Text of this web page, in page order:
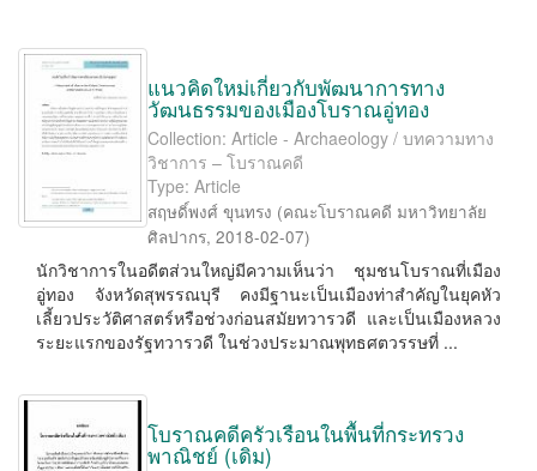
แนวคิดใหม่เกี่ยวกับพัฒนาการทาง
วัฒนธรรมของเมืองโบราณอู่ทอง
Collection: Article - Archaeology / บทความทาง
วิชาการ – โบราณคดี
Type: Article
สฤษดิ์พงศ์ ขุนทรง (คณะโบราณคดี มหาวิทยาลัย
ศิลปากร, 2018-02-07)
นักวิชาการในอดีตส่วนใหญ่มีความเห็นว่า ชุมชนโบราณที่เมือง
อู่ทอง จังหวัดสุพรรณบุรี คงมีฐานะเป็นเมืองท่าสำคัญในยุคหัว
เลี้ยวประวัติศาสตร์หรือช่วงก่อนสมัยทวารวดี และเป็นเมืองหลวง
ระยะแรกของรัฐทวารวดี ในช่วงประมาณพุทธศตวรรษที่ ...
โบราณคดีครัวเรือนในพื้นที่กระทรวง
พาณิชย์ (เดิม)